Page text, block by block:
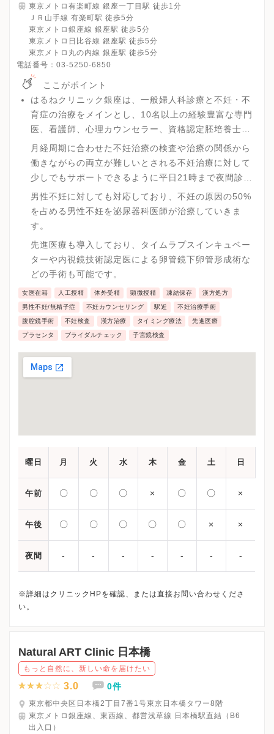
東京メトロ有楽町線 銀座一丁目駅 徒歩1分
ＪＲ山手線 有楽町駅 徒歩5分
東京メトロ銀座線 銀座駅 徒歩5分
東京メトロ日比谷線 銀座駅 徒歩5分
東京メトロ丸の内線 銀座駅 徒歩5分
電話番号： 03-5250-6850
ここがポイント
はるねクリニック銀座は、一般婦人科診療と不妊・不
育症の治療をメインとし、10名以上の経験豊富な専門
医、看護師、心理カウンセラー、資格認定胚培養士な
どが医学的根拠に基づいて、デリケ－トな女性の健康
を心と体の両面からサポ－トしております。
月経周期に合わせた不妊治療の検査や治療の関係から
働きながらの両立が難しいとされる不妊治療に対して
少しでもサポートできるように平日21時まで夜間診
療、土曜・祝日も開院し、働く女性が通いやすい環境
を整えています。
男性不妊に対しても対応しており、不妊の原因の50%
を占める男性不妊を泌尿器科医師が治療していきま
す。
先進医療も導入しており、タイムラプスインキュベー
ターや内視鏡技術認定医による卵管鏡下卵管形成術な
どの手術も可能です。
女医在籍 人工授精 体外受精 顕微授精 凍結保存 漢方処方
男性不妊/無精子症 不妊カウンセリング 駅近 不妊治療手術
腹腔鏡手術 不妊検査 漢方治療 タイミング療法 先進医療
プラセンタ ブライダルチェック 子宮鏡検査
曜日 月 火 水 木 金 土 日
午前 〇 〇 〇 × 〇 〇 ×
午後 〇 〇 〇 〇 〇 × ×
夜間 - - - - - - -
※詳細はクリニックHPを確認、または直接お問い合わせくださ
Natural ART Clinic 日本橋
もっと自然に、新しい命を届けたい
3.0 0件
東京都中央区日本橋2丁目7番1号東京日本橋タワー8階
東京メトロ銀座線、東西線、都営浅草線 日本橋駅直結（B6
出入口）